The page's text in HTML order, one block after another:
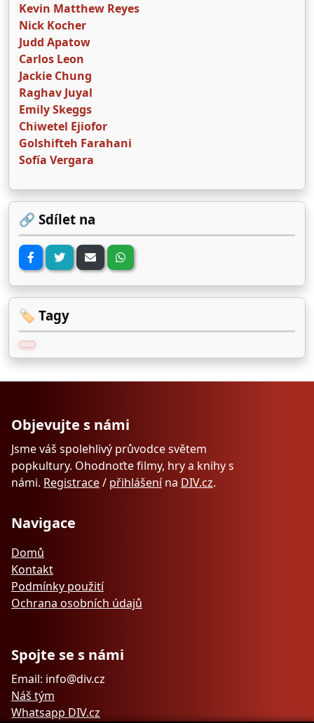
Kevin Matthew Reyes
Nick Kocher
Judd Apatow
Carlos Leon
Jackie Chung
Raghav Juyal
Emily Skeggs
Chiwetel Ejiofor
Golshifteh Farahani
Sofía Vergara
🔗 Sdílet na
🏷️ Tagy
Objevujte s námi
Jsme váš spolehlivý průvodce světem
popkultury. Ohodnoťte filmy, hry a knihy s
námi. Registrace/ přihlášenína DIV.cz.
Navigace
Domů
Kontakt
Podmínky použití
Ochrana osobních údajů
Spojte se s námi
Email: info@div.cz
Náš tým
Whatsapp DIV.cz